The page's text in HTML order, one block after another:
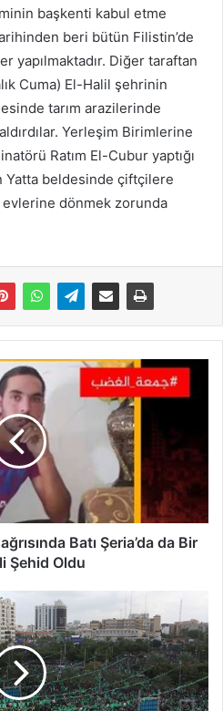
başkenti kabul etme
beri bütün Filistin’de
yapılmaktadır. Diğer taraftan
Cuma) El-Halil şehrinin
tarım arazilerinde
Yerleşim Birimlerine
Ratım El-Cubur yaptığı
Yatta beldesinde çiftçilere
evlerine dönmek zorunda
Batı Şeria’da da Bir
Şehid Oldu